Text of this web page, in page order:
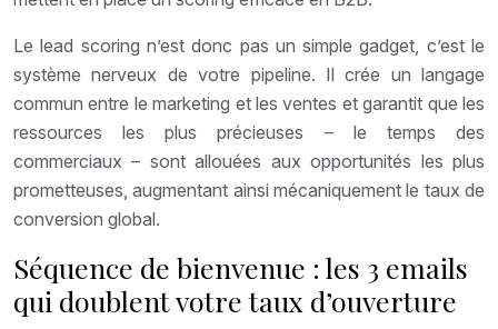
Le lead scoring n’est donc pas un simple gadget, c’est le
système nerveux de votre pipeline. Il crée un langage
commun entre le marketing et les ventes et garantit que les
ressources les plus précieuses – le temps des
commerciaux – sont allouées aux opportunités les plus
prometteuses, augmentant ainsi mécaniquement le taux de
conversion global.
Séquence de bienvenue : les 3 emails
qui doublent votre taux d’ouverture